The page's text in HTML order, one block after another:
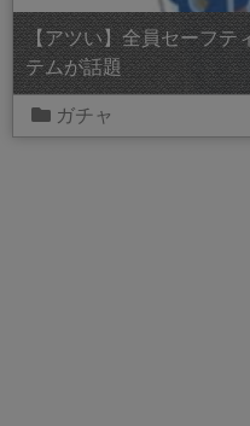
【アツい】全員セーフテ
テムが話題
ガチャ